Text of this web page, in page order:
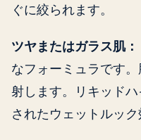
ぐに絞られます。
ツヤまたはガラス肌：
なフォーミュラです
射します。リキッド
されたウェットルック